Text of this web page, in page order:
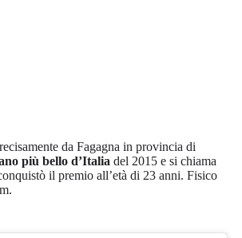
da Fagagna in provincia di
più bello d’Italia del 2015 e si chiama
il premio all’età di 23 anni. Fisico